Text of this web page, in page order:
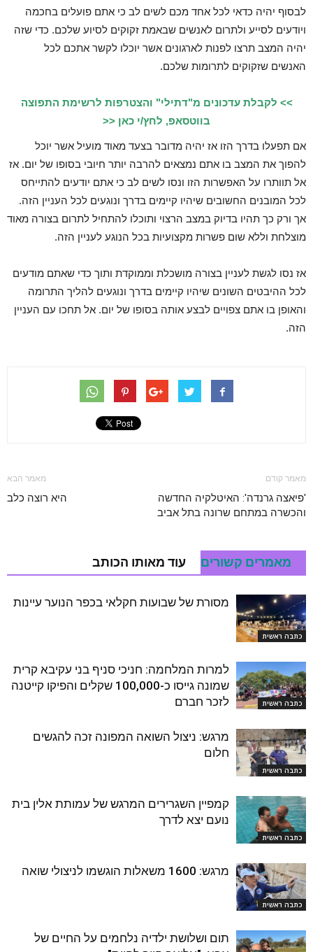
לבסוף יהיה כדאי לכל אחד מכם לשים לב כי אתם פועלים בחכמה
ויודעים לסייע ולתרום לאנשים שבאמת זקוקים לסיוע שלכם. כדי שזה
יהיה המצב תרצו לפנות לארגונים אשר יוכלו לקשר אתכם לכל
האנשים שזקוקים לתרומות שלכם.
>> לקבלת עדכונים מ"דתילי" והצטרפות לרשימת התפוצה
בווטסאפ, לחץ/י כאן <<
אם תפעלו בדרך הזו אז יהיה מדובר בצעד מאוד מועיל אשר יוכל
להפוך את המצב בו אתם נמצאים להרבה יותר חיובי בסופו של יום. אז
אל תוותרו על האפשרות הזו ונסו לשים לב כי אתם יודעים להתייחס
לכל המובנים החשובים שיהיו קיימים בדרך ונוגעים לכל העניין הזה.
אך ורק כך תהיו בדיוק במצב הרצוי ותוכלו להתחיל לתרום בצורה מאוד
מוצלחת וללא שום פשרות מקצועיות בכל הנוגע לעניין הזה.
אז נסו לגשת לעניין בצורה מושכלת וממוקדת ותוך כדי שאתם מודעים
לכל ההיבטים השונים שיהיו קיימים בדרך ונוגעים להליך התרומה
והאופן בו אתם צפויים לבצע אותה בסופו של יום. אל תחכו עם העניין
הזה.
מאמר קודם
'פיאצה גרנדה': האיטלקיה החדשה
והכשרה במתחם שרונה בתל אביב
מאמר הבא
היא רוצה כלב
מאמרים קשורים עוד מאותו הכותב
כתבה ראשית
מסורת של שבועות חקלאי בכפר הנוער עיינות
כתבה ראשית
למרות המלחמה: חניכי סניף בני עקיבא קרית
שמונה גייסו כ-100,000 שקלים והפיקו קייטנה
לזכר חברם
כתבה ראשית
מרגש: ניצול השואה המפונה זכה להגשים
חלום
כתבה ראשית
קמפיין השגרירים המרגש של עמותת אלין בית
נועם יצא לדרך
כתבה ראשית
מרגש: 1600 משאלות הוגשמו לניצולי שואה
תום ושלושת ילדיה נלחמים על החיים של